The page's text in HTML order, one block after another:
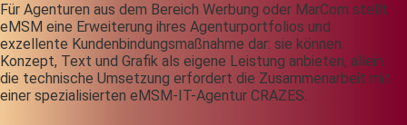
Für Agenturen aus dem Bereich Werbung oder MarCom stellt
eMSM eine Erweiterung ihres Agenturportfolios und
exzellente Kundenbindungsmaßnahme dar: sie können
Konzept, Text und Grafik als eigene Leistung anbieten, allein
die technische Umsetzung erfordert die Zusammenarbeit mit
einer spezialisierten eMSM-IT-Agentur CRAZES.